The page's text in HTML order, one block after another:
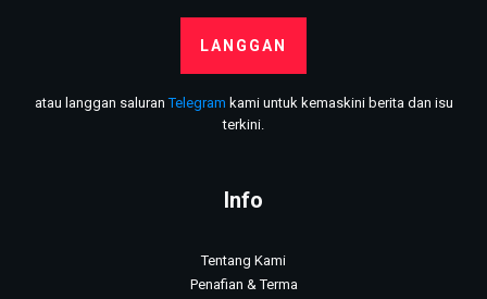
LANGGAN
atau langgan saluranTelegram kami untuk kemaskini berita dan isu
terkini.
Info
Tentang Kami
Penafian & Terma